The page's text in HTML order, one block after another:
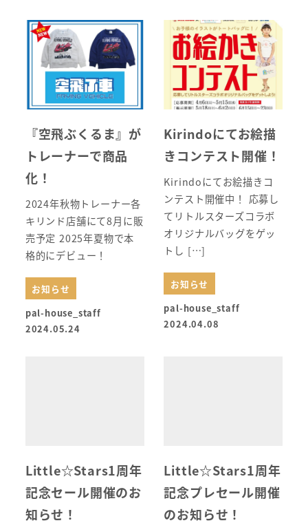
『空飛ぶくるま』が
トレーナーで商品
化！
2024年秋物トレーナー各
キリンド店舗にて8月に販
売予定 2025年夏物で本
格的にデビュー！
pal-house_staff
2024.05.24
お知らせ
Kirindoにてお絵描
きコンテスト開催！
Kirindoにてお絵描きコ
ンテスト開催中！ 応募し
てリトルスターズコラボ
オリジナルバッグをゲッ
トし […]
pal-house_staff
2024.04.08
お知らせ
Little☆Stars1周年
記念セール開催のお
知らせ！
Little☆Stars1周年
記念プレセール開催
のお知らせ！